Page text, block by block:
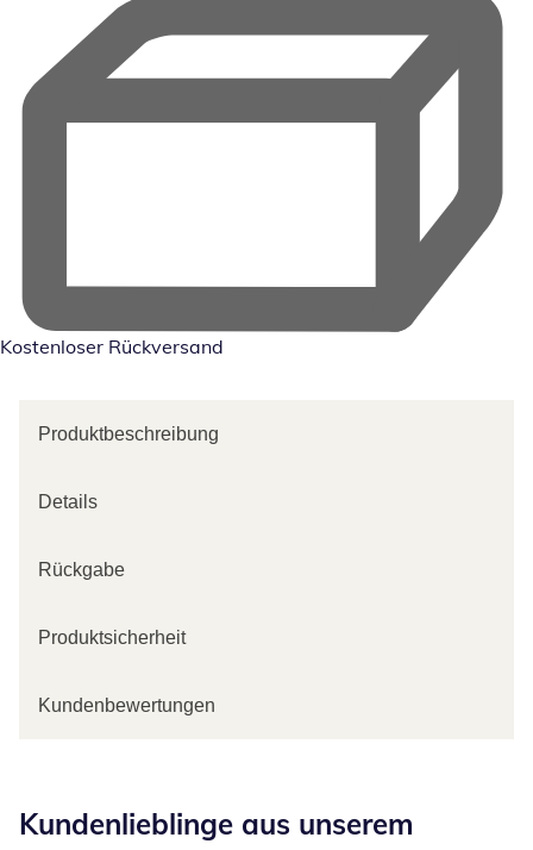
Kostenloser Rückversand
Produktbeschreibung
Details
Rückgabe
Produktsicherheit
Kundenbewertungen
Kundenlieblinge aus unserem